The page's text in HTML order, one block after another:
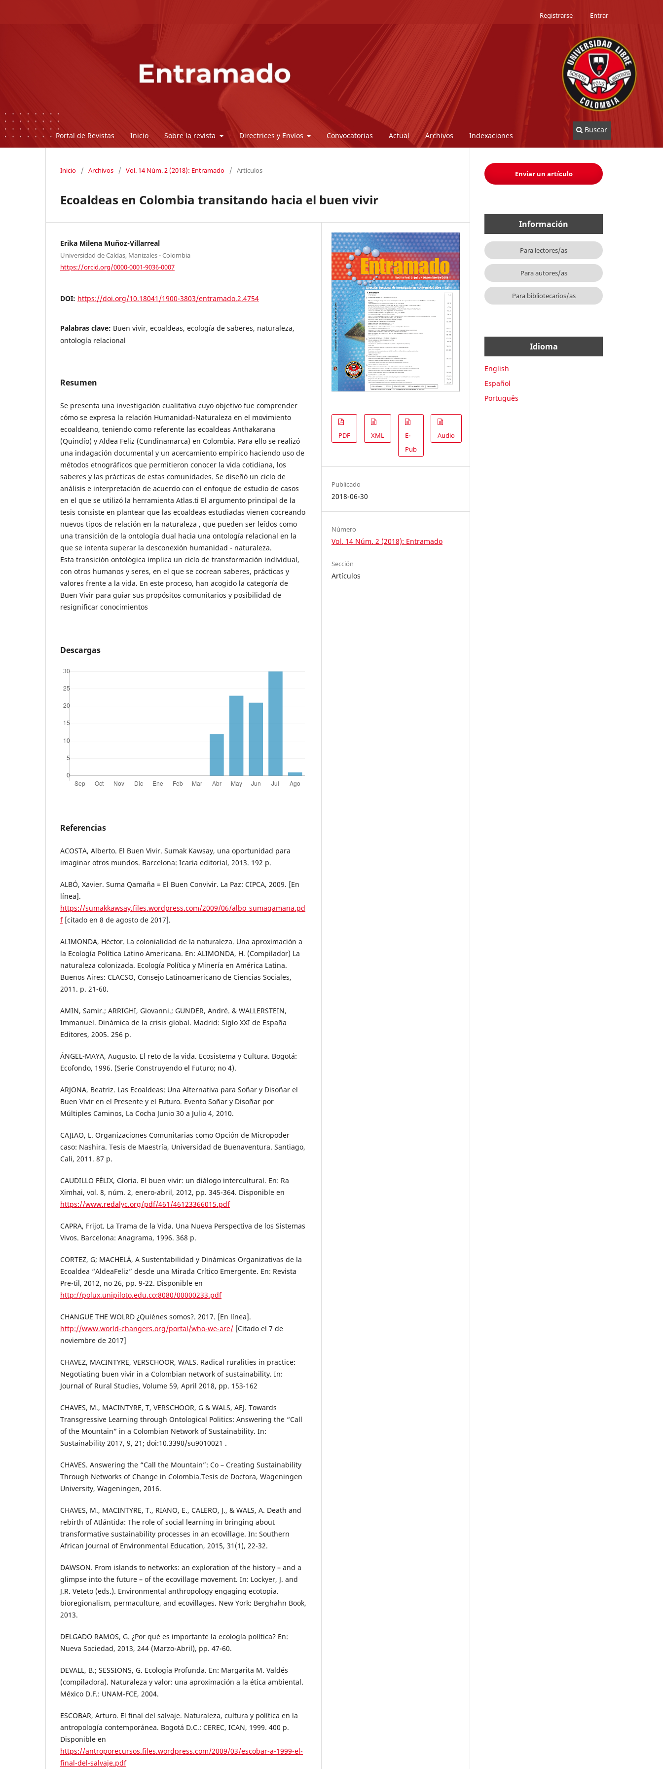
Portal de Revistas Inicio Sobre la revista Directrices y Envíos Convocatorias Actual Archivos Indexaciones
Buscar
Registrarse Entrar
Inicio / Archivos / Vol. 14 Núm. 2 (2018): Entramado / Artículos
Ecoaldeas en Colombia transitando hacia el buen vivir
Erika Milena Muñoz-Villarreal
Universidad de Caldas, Manizales - Colombia
https://orcid.org/0000-0001-9036-0007
DOI: https://doi.org/10.18041/1900-3803/entramado.2.4754
Palabras clave: Buen vivir, ecoaldeas, ecología de saberes, naturaleza,
ontología relacional
Resumen
Se presenta una investigación cualitativa cuyo objetivo fue comprender
cómo se expresa la relación Humanidad-Naturaleza en el movimiento
ecoaldeano, teniendo como referente las ecoaldeas Anthakarana
(Quindío) y Aldea Feliz (Cundinamarca) en Colombia. Para ello se realizó
una indagación documental y un acercamiento empírico haciendo uso de
métodos etnográficos que permitieron conocer la vida cotidiana, los
saberes y las prácticas de estas comunidades. Se diseñó un ciclo de
análisis e interpretación de acuerdo con el enfoque de estudio de casos
en el que se utilizó la herramienta Atlas.ti El argumento principal de la
tesis consiste en plantear que las ecoaldeas estudiadas vienen cocreando
nuevos tipos de relación en la naturaleza , que pueden ser leídos como
una transición de la ontología dual hacia una ontología relacional en la
que se intenta superar la desconexión humanidad - naturaleza.
Esta transición ontológica implica un ciclo de transformación individual,
con otros humanos y seres, en el que se cocrean saberes, prácticas y
valores frente a la vida. En este proceso, han acogido la categoría de
Buen Vivir para guiar sus propósitos comunitarios y posibilidad de
resignificar conocimientos
Descargas
Referencias
ACOSTA, Alberto. El Buen Vivir. Sumak Kawsay, una oportunidad para
imaginar otros mundos. Barcelona: Icaria editorial, 2013. 192 p.
ALBÓ, Xavier. Suma Qamaña = El Buen Convivir. La Paz: CIPCA, 2009. [En
línea].
https://sumakkawsay.files.wordpress.com/2009/06/albo_sumaqamana.pd
f[citado en 8 de agosto de 2017].
ALIMONDA, Héctor. La colonialidad de la naturaleza. Una aproximación a
la Ecología Política Latino Americana. En: ALIMONDA, H. (Compilador) La
naturaleza colonizada. Ecología Política y Minería en América Latina.
Buenos Aires: CLACSO, Consejo Latinoamericano de Ciencias Sociales,
2011. p. 21-60.
AMIN, Samir.; ARRIGHI, Giovanni.; GUNDER, André. & WALLERSTEIN,
Immanuel. Dinámica de la crisis global. Madrid: Siglo XXI de España
Editores, 2005. 256 p.
ÁNGEL-MAYA, Augusto. El reto de la vida. Ecosistema y Cultura. Bogotá:
Ecofondo, 1996. (Serie Construyendo el Futuro; no 4).
ARJONA, Beatriz. Las Ecoaldeas: Una Alternativa para Soñar y Disoñar el
Buen Vivir en el Presente y el Futuro. Evento Soñar y Disoñar por
Múltiples Caminos, La Cocha Junio 30 a Julio 4, 2010.
CAJIAO, L. Organizaciones Comunitarias como Opción de Micropoder
caso: Nashira. Tesis de Maestría, Universidad de Buenaventura. Santiago,
Cali, 2011. 87 p.
CAUDILLO FÉLIX, Gloria. El buen vivir: un diálogo intercultural. En: Ra
Ximhai, vol. 8, núm. 2, enero-abril, 2012, pp. 345-364. Disponible en
https://www.redalyc.org/pdf/461/46123366015.pdf
CAPRA, Frijot. La Trama de la Vida. Una Nueva Perspectiva de los Sistemas
Vivos. Barcelona: Anagrama, 1996. 368 p.
CORTEZ, G; MACHELÁ, A Sustentabilidad y Dinámicas Organizativas de la
Ecoaldea “AldeaFeliz” desde una Mirada Crítico Emergente. En: Revista
Pre-til, 2012, no 26, pp. 9-22. Disponible en
http://polux.unipiloto.edu.co:8080/00000233.pdf
CHANGUE THE WOLRD ¿Quiénes somos?. 2017. [En línea].
http://www.world-changers.org/portal/who-we-are/ [Citado el 7 de
noviembre de 2017]
CHAVEZ, MACINTYRE, VERSCHOOR, WALS. Radical ruralities in practice:
Negotiating buen vivir in a Colombian network of sustainability. In:
Journal of Rural Studies, Volume 59, April 2018, pp. 153-162
CHAVES, M., MACINTYRE, T, VERSCHOOR, G & WALS, AEJ. Towards
Transgressive Learning through Ontological Politics: Answering the “Call
of the Mountain” in a Colombian Network of Sustainability. In:
Sustainability 2017, 9, 21; doi:10.3390/su9010021 .
CHAVES. Answering the “Call the Mountain”: Co – Creating Sustainability
Through Networks of Change in Colombia.Tesis de Doctora, Wageningen
University, Wageningen, 2016.
CHAVES, M., MACINTYRE, T., RIANO, E., CALERO, J., & WALS, A. Death and
rebirth of Atlántida: The role of social learning in bringing about
transformative sustainability processes in an ecovillage. In: Southern
African Journal of Environmental Education, 2015, 31(1), 22-32.
DAWSON. From islands to networks: an exploration of the history – and a
glimpse into the future – of the ecovillage movement. In: Lockyer, J. and
J.R. Veteto (eds.). Environmental anthropology engaging ecotopia.
bioregionalism, permaculture, and ecovillages. New York: Berghahn Book,
2013.
DELGADO RAMOS, G. ¿Por qué es importante la ecología política? En:
Nueva Sociedad, 2013, 244 (Marzo-Abril), pp. 47-60.
DEVALL, B.; SESSIONS, G. Ecología Profunda. En: Margarita M. Valdés
(compiladora). Naturaleza y valor: una aproximación a la ética ambiental.
México D.F.: UNAM-FCE, 2004.
ESCOBAR, Arturo. El final del salvaje. Naturaleza, cultura y política en la
antropología contemporánea. Bogotá D.C.: CEREC, ICAN, 1999. 400 p.
Disponible en
https://antroporecursos.files.wordpress.com/2009/03/escobar-a-1999-el-
final-del-salvaje.pdf
PDF XML
E-
Pub
Audio
Publicado
2018-06-30
Número
Vol. 14 Núm. 2 (2018): Entramado
Sección
Artículos
Enviar un artículo
Información
Para lectores/as
Para autores/as
Para bibliotecarios/as
Idioma
English
Español
Português